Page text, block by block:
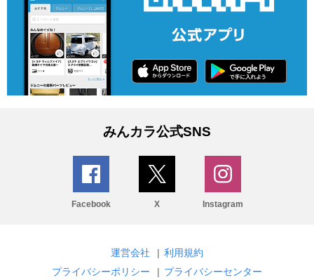
みんカラ公式SNS
Facebook X Instagram
運営会社 | 利用規約
プライバシーポリシー
| プライバシーセンター